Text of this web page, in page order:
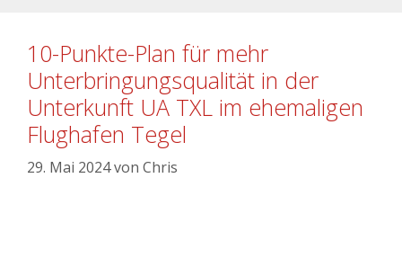
10-Punkte-Plan für mehr
Unterbringungsqualität in der
Unterkunft UA TXL im ehemaligen
Flughafen Tegel
29. Mai 2024von Chris